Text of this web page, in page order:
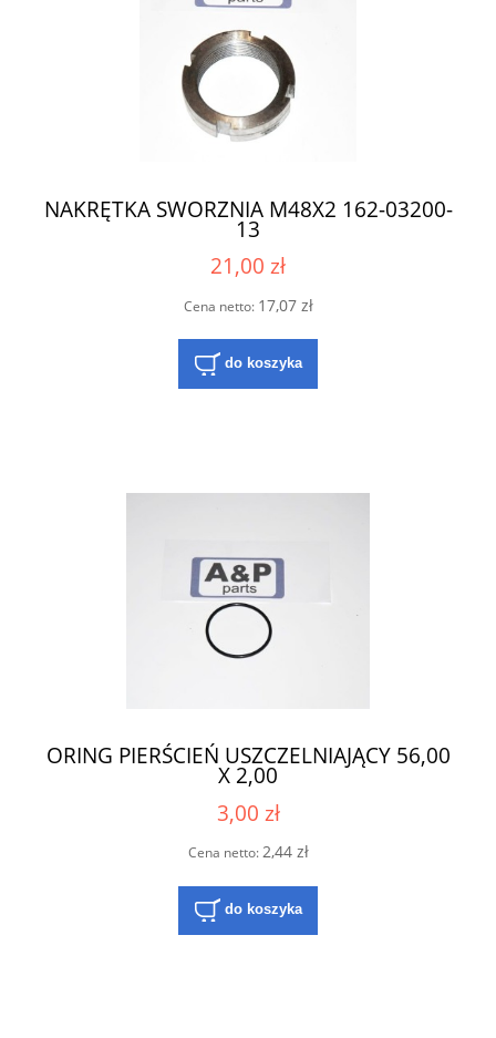
NAKRĘTKA SWORZNIA M48X2 162-03200-
13
21,00 zł
Cena netto: 17,07 zł
do koszyka
ORING PIERŚCIEŃ USZCZELNIAJĄCY 56,00
X 2,00
3,00 zł
Cena netto:2,44 zł
do koszyka